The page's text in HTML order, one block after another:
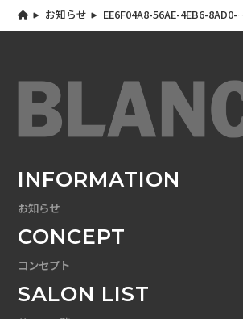
お知らせ
EE6F04A8-56AE-4EB6-8AD0-
F7EC17FF93AB
INFORMATION
お知らせ
CONCEPT
コンセプト
SALON LIST